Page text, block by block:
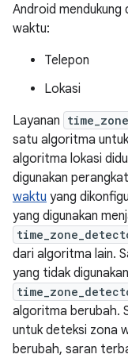
Android
waktu:
Telepon
Lokasi
Layanan
satu algoritma
algoritma lokasi
digunakan
waktu yang
yang digunakan
dari algoritma lain.
yang tidak
algoritma berubah.
untuk deteksi zona
berubah, saran